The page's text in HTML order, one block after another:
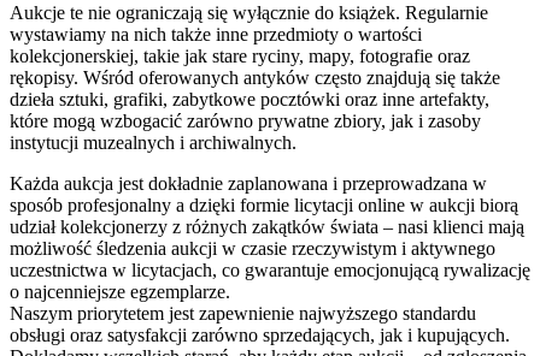
Aukcje te nie ograniczają się wyłącznie do książek. Regularnie
wystawiamy na nich także inne przedmioty o wartości
kolekcjonerskiej, takie jak stare ryciny, mapy, fotografie oraz
rękopisy. Wśród oferowanych antyków często znajdują się także
dzieła sztuki, grafiki, zabytkowe pocztówki oraz inne artefakty,
które mogą wzbogacić zarówno prywatne zbiory, jak i zasoby
instytucji muzealnych i archiwalnych.
Każda aukcja jest dokładnie zaplanowana i przeprowadzana w
sposób profesjonalny a dzięki formie licytacji online w aukcji biorą
udział kolekcjonerzy z różnych zakątków świata – nasi klienci mają
możliwość śledzenia aukcji w czasie rzeczywistym i aktywnego
uczestnictwa w licytacjach, co gwarantuje emocjonującą rywalizację
o najcenniejsze egzemplarze.
Naszym priorytetem jest zapewnienie najwyższego standardu
obsługi oraz satysfakcji zarówno sprzedających, jak i kupujących.